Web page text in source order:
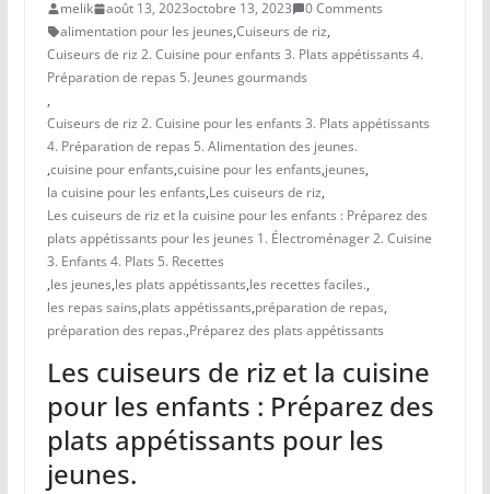
melik août 13, 2023octobre 13, 2023
0 Comments
alimentation pour les jeunes,Cuiseurs de riz,
Cuiseurs de riz 2. Cuisine pour enfants 3. Plats appétissants 4.
Préparation de repas 5. Jeunes gourmands
,
Cuiseurs de riz 2. Cuisine pour les enfants 3. Plats appétissants
4. Préparation de repas 5. Alimentation des jeunes.
,cuisine pour enfants,cuisine pour les enfants,jeunes,
la cuisine pour les enfants,Les cuiseurs de riz,
Les cuiseurs de riz et la cuisine pour les enfants : Préparez des
plats appétissants pour les jeunes 1. Électroménager 2. Cuisine
3. Enfants 4. Plats 5. Recettes
,les jeunes,les plats appétissants,les recettes faciles.,
les repas sains,plats appétissants,préparation de repas,
préparation des repas.,Préparez des plats appétissants
Les cuiseurs de riz et la cuisine
pour les enfants : Préparez des
plats appétissants pour les
jeunes.